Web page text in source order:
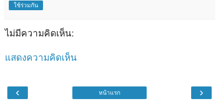
ใช้ร่วมกัน
ไม่มีความคิดเห็น:
แสดงความคิดเห็น
‹ ›
หน้าแรก